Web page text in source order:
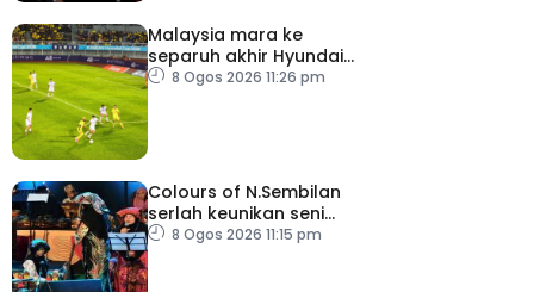
Malaysia mara ke
separuh akhir Hyundai
ASEAN Cup
8 Ogos 2026 11:26 pm
Colours of N.Sembilan
serlah keunikan seni
budaya negeri beradat
8 Ogos 2026 11:15 pm